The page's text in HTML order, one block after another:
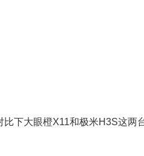
下大眼橙X11和极米H3S这两